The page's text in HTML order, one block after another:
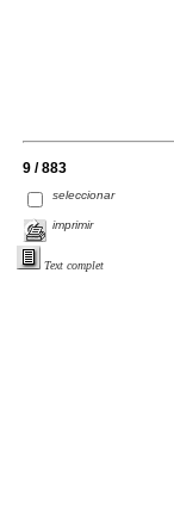
9 / 883
seleccionar
imprimir
Text complet